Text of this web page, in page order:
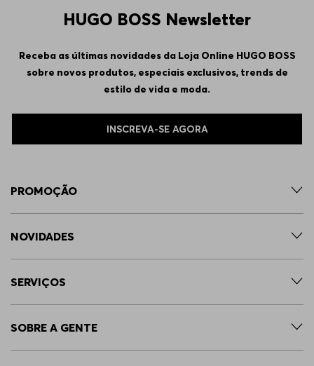
HUGO BOSS Newsletter
Receba as últimas novidades da Loja Online HUGO BOSS
sobre novos produtos, especiais exclusivos, trends de
estilo de vida e moda.
INSCREVA-SE AGORA
PROMOÇÃO
NOVIDADES
SERVIÇOS
SOBRE A GENTE